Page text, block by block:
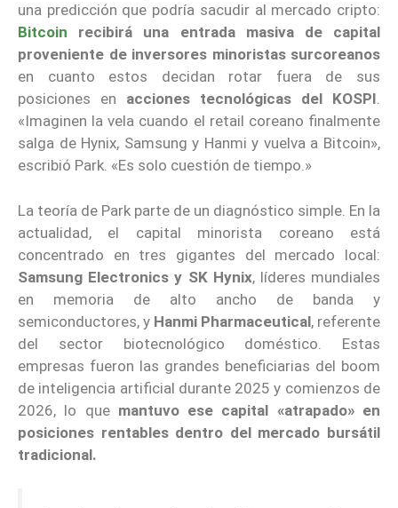
una predicción que podría sacudir al mercado cripto:
Bitcoin
recibirá una entrada masiva de capital
proveniente de inversores minoristas surcoreanos
en cuanto estos decidan rotar fuera de sus
posiciones en acciones tecnológicas del KOSPI.
«Imaginen la vela cuando el retail coreano finalmente
salga de Hynix, Samsung y Hanmi y vuelva a Bitcoin»,
escribió Park. «Es solo cuestión de tiempo.»
La teoría de Park parte de un diagnóstico simple. En la
actualidad, el capital minorista coreano está
concentrado en tres gigantes del mercado local:
Samsung Electronics y SK Hynix, líderes mundiales
en memoria de alto ancho de banda y
semiconductores, y Hanmi Pharmaceutical, referente
del sector biotecnológico doméstico. Estas
empresas fueron las grandes beneficiarias del boom
de inteligencia artificial durante 2025 y comienzos de
2026, lo que mantuvo ese capital «atrapado» en
posiciones rentables dentro del mercado bursátil
tradicional.